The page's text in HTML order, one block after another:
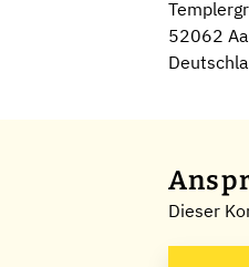
52062
Dieser